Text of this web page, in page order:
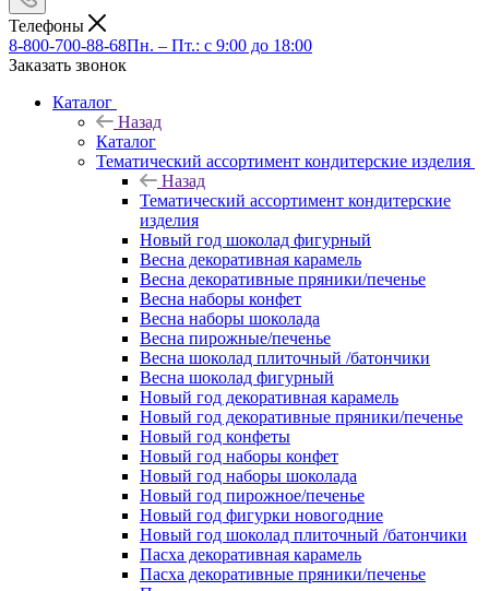
Телефоны
8-800-700-88-68Пн. – Пт.: с 9:00 до 18:00
Заказать звонок
Каталог
Назад
Каталог
Тематический ассортимент кондитерские изделия
Назад
Тематический ассортимент кондитерские
изделия
Новый год шоколад фигурный
Весна декоративная карамель
Весна декоративные пряники/печенье
Весна наборы конфет
Весна наборы шоколада
Весна пирожные/печенье
Весна шоколад плиточный /батончики
Весна шоколад фигурный
Новый год декоративная карамель
Новый год декоративные пряники/печенье
Новый год конфеты
Новый год наборы конфет
Новый год наборы шоколада
Новый год пирожное/печенье
Новый год фигурки новогодние
Новый год шоколад плиточный /батончики
Пасха декоративная карамель
Пасха декоративные пряники/печенье